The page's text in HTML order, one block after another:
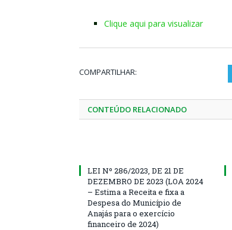
Clique aqui para visualizar
COMPARTILHAR:
CONTEÚDO RELACIONADO
LEI Nº 286/2023, DE 21 DE
DEZEMBRO DE 2023 (LOA 2024
– Estima a Receita e fixa a
Despesa do Município de
Anajás para o exercício
financeiro de 2024)